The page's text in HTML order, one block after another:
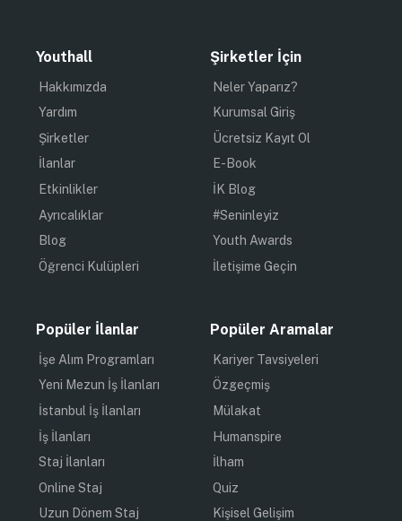
Youthall
Hakkımızda
Yardım
Şirketler
İlanlar
Etkinlikler
Ayrıcalıklar
Blog
Öğrenci Kulüpleri
Şirketler İçin
Neler Yaparız?
Kurumsal Giriş
Ücretsiz Kayıt Ol
E-Book
İK Blog
#Seninleyiz
Youth Awards
İletişime Geçin
Popüler İlanlar
İşe Alım Programları
Yeni Mezun İş İlanları
İstanbul İş İlanları
İş İlanları
Staj İlanları
Online Staj
Uzun Dönem Staj
Popüler Aramalar
Kariyer Tavsiyeleri
Özgeçmiş
Mülakat
Humanspire
İlham
Quiz
Kişisel Gelişim